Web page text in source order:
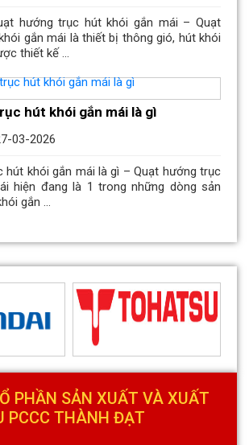
hướng trục hút khói gắn mái – Quạt
gắn mái là thiết bị thông gió, hút khói
thiết kế ...
hút khói gắn mái là gì
03-2026
hút khói gắn mái là gì – Quạt hướng trục
hiện đang là 1 trong những dòng sản
gắn ...
PHẦN SẢN XUẤT VÀ XUẤT
PCCC THÀNH ĐẠT